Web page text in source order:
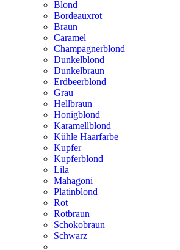
Blond
Bordeauxrot
Braun
Caramel
Champagnerblond
Dunkelblond
Dunkelbraun
Erdbeerblond
Grau
Hellbraun
Honigblond
Karamellblond
Kühle Haarfarbe
Kupfer
Kupferblond
Lila
Mahagoni
Platinblond
Rot
Rotbraun
Schokobraun
Schwarz